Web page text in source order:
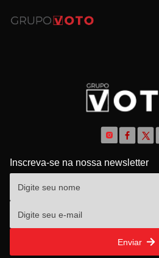
Inscreva-se na nossa newsletter
Enviar